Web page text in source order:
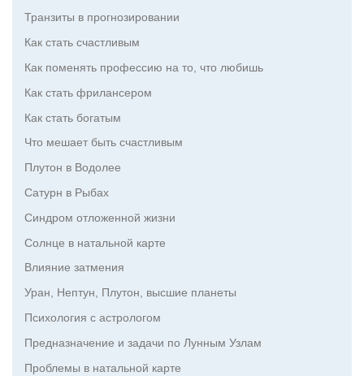
Транзиты в прогнозировании
Как стать счастливым
Как поменять профессию на то, что любишь
Как стать фрилансером
Как стать богатым
Что мешает быть счастливым
Плутон в Водолее
Сатурн в Рыбах
Синдром отложенной жизни
Солнце в натальной карте
Влияние затмения
Уран, Нептун, Плутон, высшие планеты
Психология с астрологом
Предназначение и задачи по Лунным Узлам
Проблемы в натальной карте